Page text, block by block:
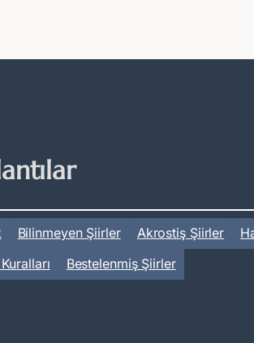
Bilinmeyen Şiirler Akrostiş Şiirler
Bestelenmiş Şiirler